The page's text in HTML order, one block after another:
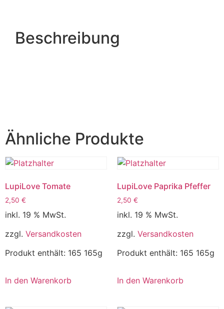
Beschreibung
Ähnliche Produkte
LupiLove Tomate
2,50 €
inkl. 19 % MwSt.
zzgl. Versandkosten
Produkt enthält: 165 165g
In den Warenkorb
LupiLove Paprika Pfeffer
2,50 €
inkl. 19 % MwSt.
zzgl. Versandkosten
Produkt enthält: 165 165g
In den Warenkorb